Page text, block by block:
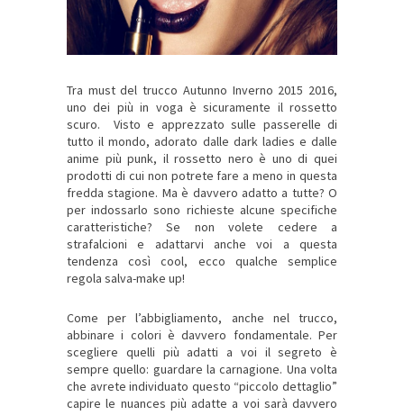
Tra must del trucco Autunno Inverno 2015 2016,
uno dei più in voga è sicuramente il rossetto
scuro. Visto e apprezzato sulle passerelle di
tutto il mondo, adorato dalle dark ladies e dalle
anime più punk, il rossetto nero è uno di quei
prodotti di cui non potrete fare a meno in questa
fredda stagione. Ma è davvero adatto a tutte? O
per indossarlo sono richieste alcune specifiche
caratteristiche? Se non volete cedere a
strafalcioni e adattarvi anche voi a questa
tendenza così cool, ecco qualche semplice
regola salva-make up!
Come per l’abbigliamento, anche nel trucco,
abbinare i colori è davvero fondamentale. Per
scegliere quelli più adatti a voi il segreto è
sempre quello: guardare la carnagione. Una volta
che avrete individuato questo “piccolo dettaglio”
capire le nuances più adatte a voi sarà davvero